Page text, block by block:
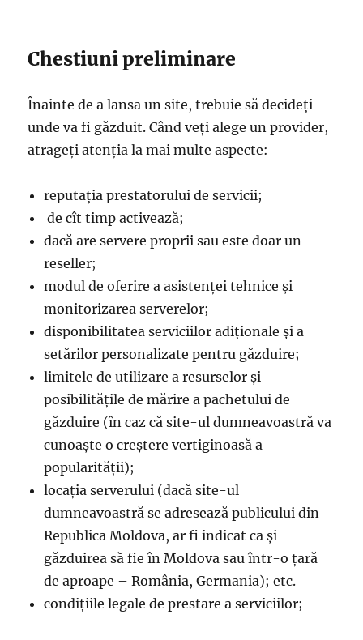
Chestiuni preliminare
Înainte de a lansa un site, trebuie să decideți
unde va fi găzduit. Când veți alege un provider,
atrageți atenția la mai multe aspecte:
reputația prestatorului de servicii;
de cît timp activează;
dacă are servere proprii sau este doar un
reseller;
modul de oferire a asistenței tehnice și
monitorizarea serverelor;
disponibilitatea serviciilor adiționale și a
setărilor personalizate pentru găzduire;
limitele de utilizare a resurselor și
posibilitățile de mărire a pachetului de
găzduire (în caz că site-ul dumneavoastră va
cunoaște o creștere vertiginoasă a
popularității);
locația serverului (dacă site-ul
dumneavoastră se adresează publicului din
Republica Moldova, ar fi indicat ca și
găzduirea să fie în Moldova sau într-o țară
de aproape – România, Germania); etc.
condițiile legale de prestare a serviciilor;